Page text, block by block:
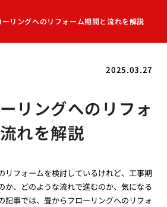
リングへのリフォーム期間と流れを解説
2025.03.27
リングへのリフォ
れを解説
リフォームを検討しているけれど、工事期
か、どのような流れで進むのか、気になる
記事では、畳からフローリングへのリフォ